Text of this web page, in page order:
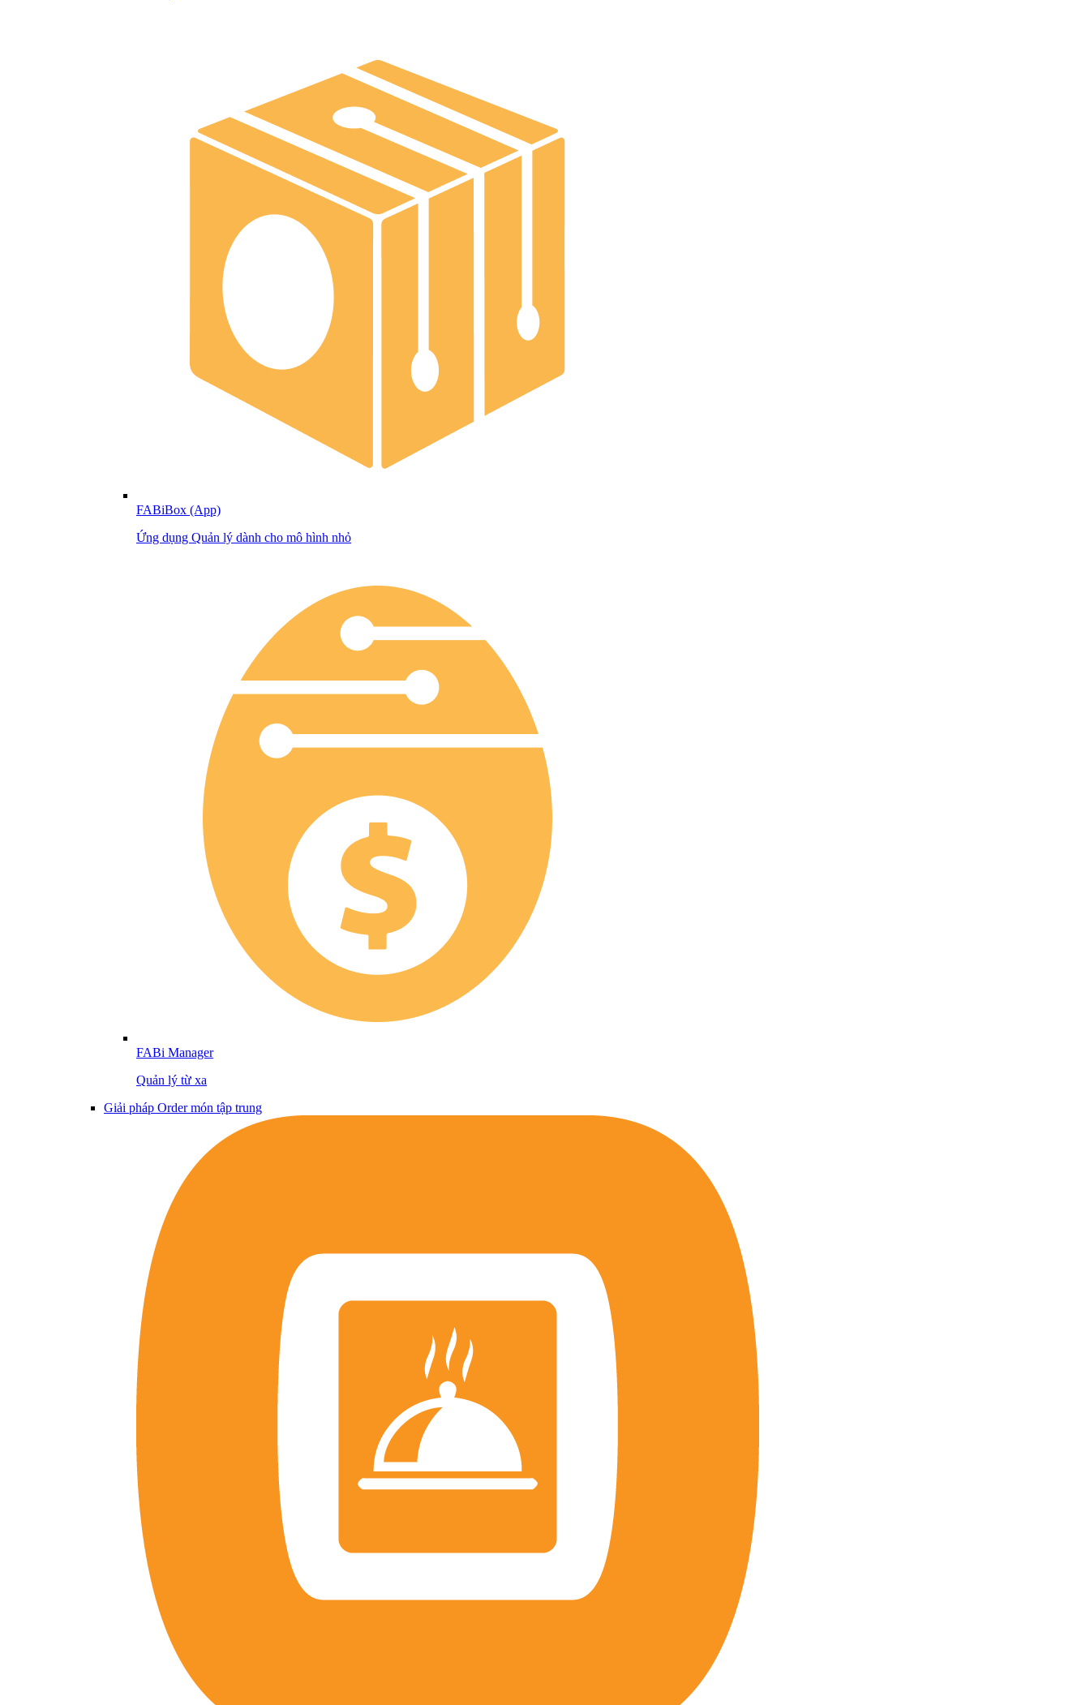
FABiBox (App)
Ứng dụng Quản lý dành cho mô hình nhỏ
FABi Manager
Quản lý từ xa
Giải pháp Order món tập trung